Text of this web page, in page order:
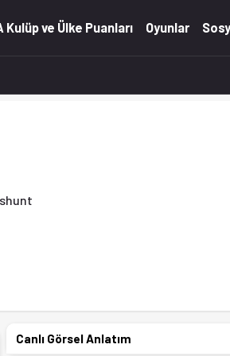
Kulüp ve Ülke Puanları Oyunlar
Canlı Görsel Anlatım